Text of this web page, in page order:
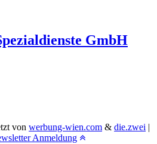
GmbH
von werbung-wien.com & die.zwei |
Anmeldung